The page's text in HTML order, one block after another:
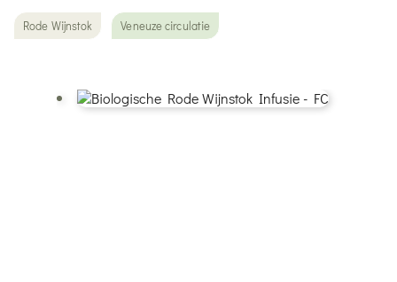
Rode Wijnstok Veneuze circulatie